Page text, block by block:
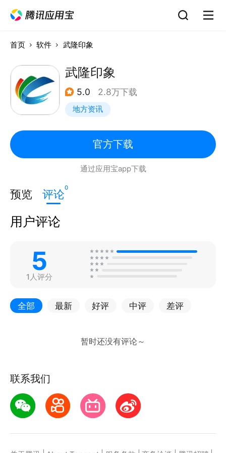
首页 软件 武隆印象
武隆印象
5.0 2.8万下载
地方资讯
官方下载
通过应用宝app下载
预览 评论0
用户评论
5
1人评分
全部 最新 好评 中评 差评
联系我们